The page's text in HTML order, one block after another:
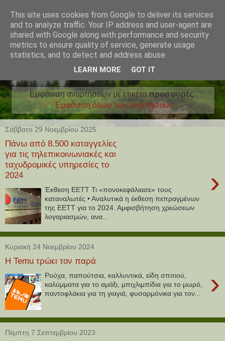
Εμφάνιση αναρτήσεων με ετικέταπροσφορές.
Εμφάνιση όλων των αναρτήσεων
Σάββατο 29 Νοεμβρίου 2025
Πάνω από 8.500 καταγγελίες
για τις τηλεπικοινωνιακές και
ταχυδρομικές υπηρεσίες το
2024
›
Έκθεση ΕΕΤΤ Τι «πονοκεφάλιασε» τους
καταναλωτές • Αναλυτικά η έκθεση πεπραγμένων
της ΕΕΤΤ για το 2024. Αμφισβήτηση χρεώσεων
λογαριασμών, ανα...
Κυριακή 24 Νοεμβρίου 2024
Η Temu τρώει τον παρά
›
Ρούχα, παπούτσια, καλλυντικά, είδη σπιτιού,
καλύμματα για το αμάξι, μπιχλιμπίδια για το μωρό,
παντοφλάκια για τη γιαγιά, φυσαρμόνικα για τον...
Πέμπτη 7 Σεπτεμβρίου 2023
This site uses cookies from Google to deliver its services
and to analyze traffic. Your IP address and user-agent are
shared with Google along with performance and security
metrics to ensure quality of service, generate usage
statistics, and to detect and address abuse.
LEARN MORE GOT IT